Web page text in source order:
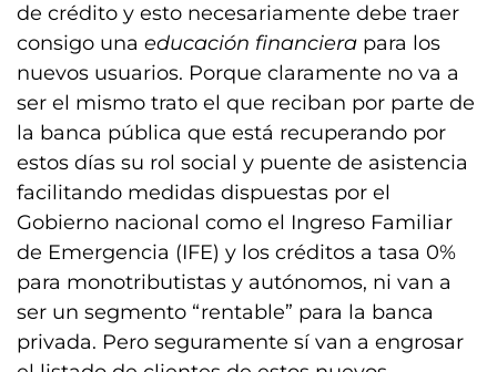
de crédito y esto necesariamente debe traer
consigo una educación financiera para los
nuevos usuarios. Porque claramente no va a
ser el mismo trato el que reciban por parte de
la banca pública que está recuperando por
estos días su rol social y puente de asistencia
facilitando medidas dispuestas por el
Gobierno nacional como el Ingreso Familiar
de Emergencia (IFE) y los créditos a tasa 0%
para monotributistas y autónomos, ni van a
ser un segmento “rentable” para la banca
privada. Pero seguramente sí van a engrosar